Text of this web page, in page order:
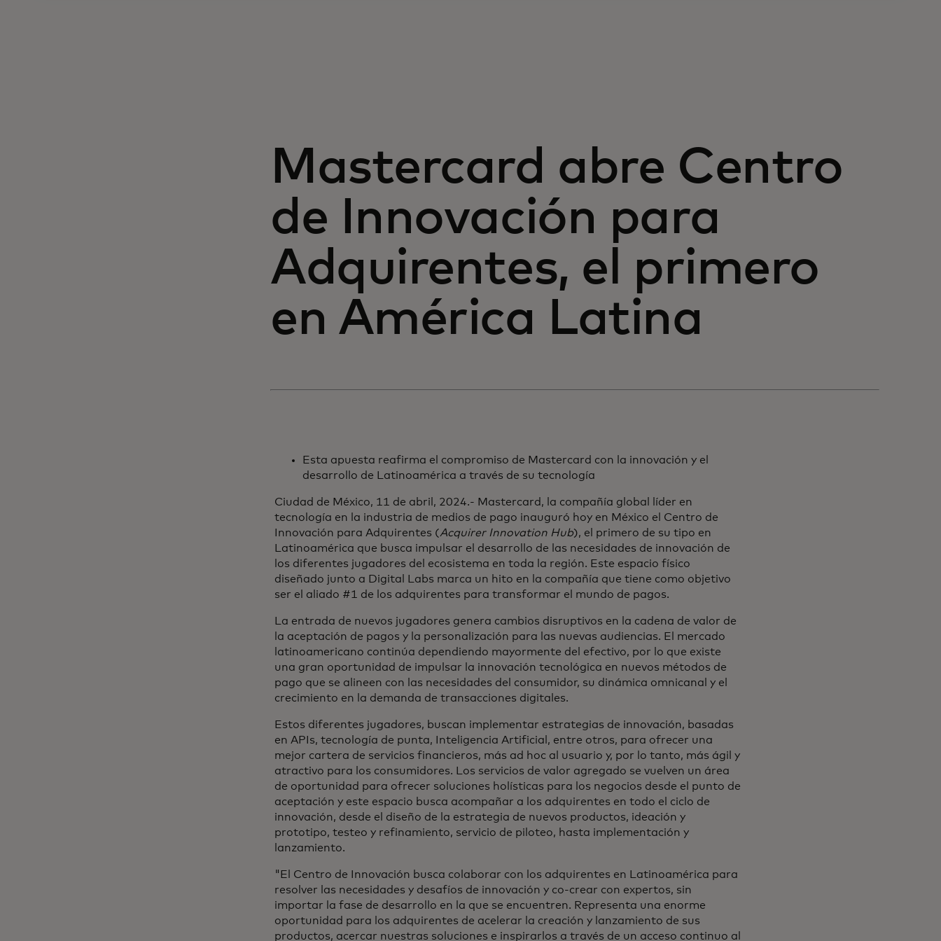
Mastercard abre Centro
de Innovación para
Adquirentes, el primero
en América Latina
Esta apuesta reafirma el compromiso de Mastercard con la innovación y el
desarrollo de Latinoamérica a través de su tecnología
Ciudad de México, 11 de abril, 2024.- Mastercard, la compañía global líder en
tecnología en la industria de medios de pago inauguró hoy en México el Centro de
Innovación para Adquirentes (Acquirer Innovation Hub), el primero de su tipo en
Latinoamérica que busca impulsar el desarrollo de las necesidades de innovación de
los diferentes jugadores del ecosistema en toda la región. Este espacio físico
diseñado junto a Digital Labs marca un hito en la compañía que tiene como objetivo
ser el aliado #1 de los adquirentes para transformar el mundo de pagos.
La entrada de nuevos jugadores genera cambios disruptivos en la cadena de valor de
la aceptación de pagos y la personalización para las nuevas audiencias. El mercado
latinoamericano continúa dependiendo mayormente del efectivo, por lo que existe
una gran oportunidad de impulsar la innovación tecnológica en nuevos métodos de
pago que se alineen con las necesidades del consumidor, su dinámica omnicanal y el
crecimiento en la demanda de transacciones digitales.
Estos diferentes jugadores, buscan implementar estrategias de innovación, basadas
en APIs, tecnología de punta, Inteligencia Artificial, entre otros, para ofrecer una
mejor cartera de servicios financieros, más ad hoc al usuario y, por lo tanto, más ágil y
atractivo para los consumidores. Los servicios de valor agregado se vuelven un área
de oportunidad para ofrecer soluciones holísticas para los negocios desde el punto de
aceptación y este espacio busca acompañar a los adquirentes en todo el ciclo de
innovación, desde el diseño de la estrategia de nuevos productos, ideación y
prototipo, testeo y refinamiento, servicio de piloteo, hasta implementación y
lanzamiento.
"El Centro de Innovación busca colaborar con los adquirentes en Latinoamérica para
resolver las necesidades y desafíos de innovación y co-crear con expertos, sin
importar la fase de desarrollo en la que se encuentren. Representa una enorme
oportunidad para los adquirentes de acelerar la creación y lanzamiento de sus
productos, acercar nuestras soluciones e inspirarlos a través de un acceso continuo al